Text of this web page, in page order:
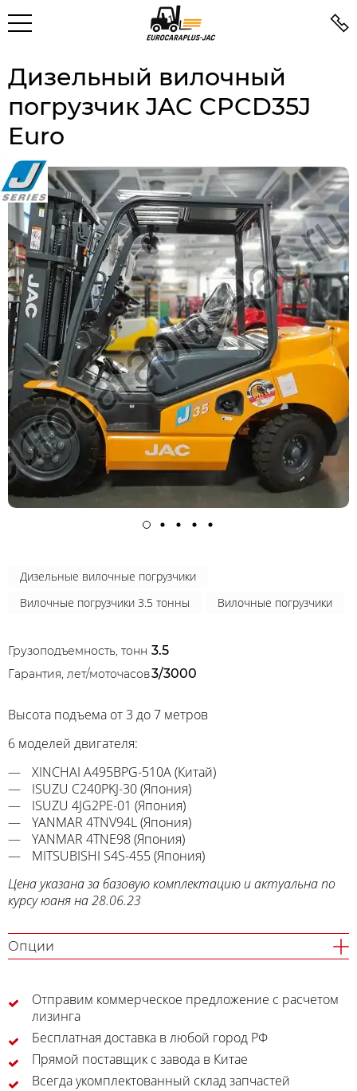
Дизельный вилочный
погрузчик JAC CPCD35J
Euro
Дизельные вилочные погрузчики
Вилочные погрузчики 3.5 тонны
Вилочные погрузчики
Грузоподъемность, тонн 3.5
Гарантия, лет/моточасов3/3000
Высота подъема от 3 до 7 метров
6 моделей двигателя:
XINCHAI A495BPG-510A (Китай)
ISUZU C240PKJ-30 (Япония)
ISUZU 4JG2PE-01 (Япония)
YANMAR 4TNV94L (Япония)
YANMAR 4TNE98 (Япония)
MITSUBISHI S4S-455 (Япония)
Цена указана за базовую комплектацию и актуальна по
курсу юаня на 28.06.23
Опции
Отправим коммерческое предложение с расчетом
лизинга
Бесплатная доставка в любой город РФ
Прямой поставщик с завода в Китае
Всегда укомплектованный склад запчастей